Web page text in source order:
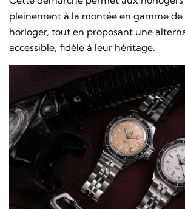
pleinement à la montée en gamme
horloger, tout en proposant une
accessible, fidèle à leur héritage.